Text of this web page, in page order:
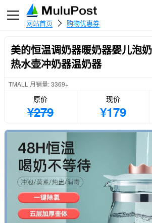
网站首页 购物优惠券
美的恒温调奶器暖奶器婴儿泡
热水壶冲奶器温奶器
TMALL 月销量: 3369+
原价
¥279
现价
¥179